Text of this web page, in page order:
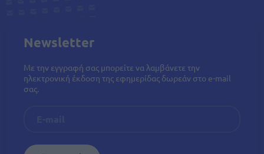
Newsletter
Με την εγγραφή σας μπορείτε να λαμβάνετε την
ηλεκτρονική έκδοση της εφημερίδας δωρεάν στο e-mail
σας.